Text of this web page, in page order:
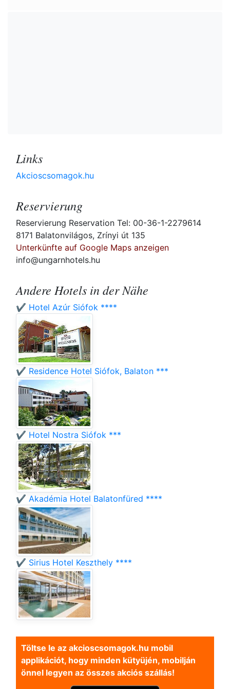
Links
Akcioscsomagok.hu
Reservierung
Reservierung Reservation Tel: 00-36-1-2279614
8171 Balatonvilágos, Zrínyi út 135
Unterkünfte auf Google Maps anzeigen
info@ungarnhotels.hu
Andere Hotels in der Nähe
✔️ Hotel Azúr Siófok ****
✔️ Residence Hotel Siófok, Balaton ***
✔️ Hotel Nostra Siófok ***
✔️ Akadémia Hotel Balatonfüred ****
✔️ Sirius Hotel Keszthely ****
Töltse le az akcioscsomagok.hu mobil
applikációt, hogy minden kütyüjén, mobilján
önnel legyen az összes akciós szállás!